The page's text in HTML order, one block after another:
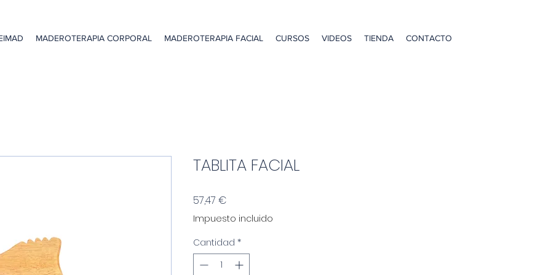
MADEROTERAPIA CORPORAL MADEROTERAPIA FACIAL CURSOS VIDEOS TIENDA CONTACTO
TABLITA FACIAL
57,47 €
Impuesto incluido
Cantidad *